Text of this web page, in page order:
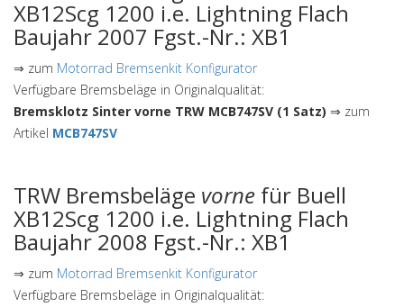
XB12Scg 1200 i.e. Lightning Flach
Baujahr 2007 Fgst.-Nr.: XB1
⇒ zum Motorrad Bremsenkit Konfigurator
Verfügbare Bremsbeläge in Originalqualität:
Bremsklotz Sinter vorne TRW MCB747SV (1 Satz) ⇒ zum
Artikel MCB747SV
TRW Bremsbeläge vorne für Buell
XB12Scg 1200 i.e. Lightning Flach
Baujahr 2008 Fgst.-Nr.: XB1
⇒ zum Motorrad Bremsenkit Konfigurator
Verfügbare Bremsbeläge in Originalqualität: